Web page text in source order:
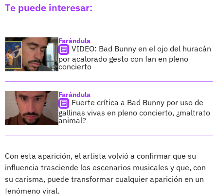
Te puede interesar:
Farándula
VIDEO: Bad Bunny en el ojo del huracán
por acalorado gesto con fan en pleno
concierto
Farándula
Fuerte crítica a Bad Bunny por uso de
gallinas vivas en pleno concierto, ¿maltrato
animal?
Con esta aparición, el artista volvió a confirmar que su
influencia trasciende los escenarios musicales y que, con
su carisma, puede transformar cualquier aparición en un
fenómeno viral.